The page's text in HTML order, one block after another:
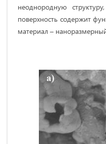
неоднородную
поверхность содержит
материал –